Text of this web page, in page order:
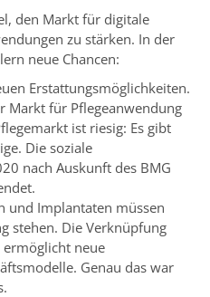
den Markt für digitale
zu stärken. In der
neue Chancen:
Erstattungsmöglichkeiten.
Markt für Pflegeanwendung
ist riesig: Es gibt
Die soziale
nach Auskunft des BMG
und Implantaten müssen
stehen. Die Verknüpfung
neue
Genau das war